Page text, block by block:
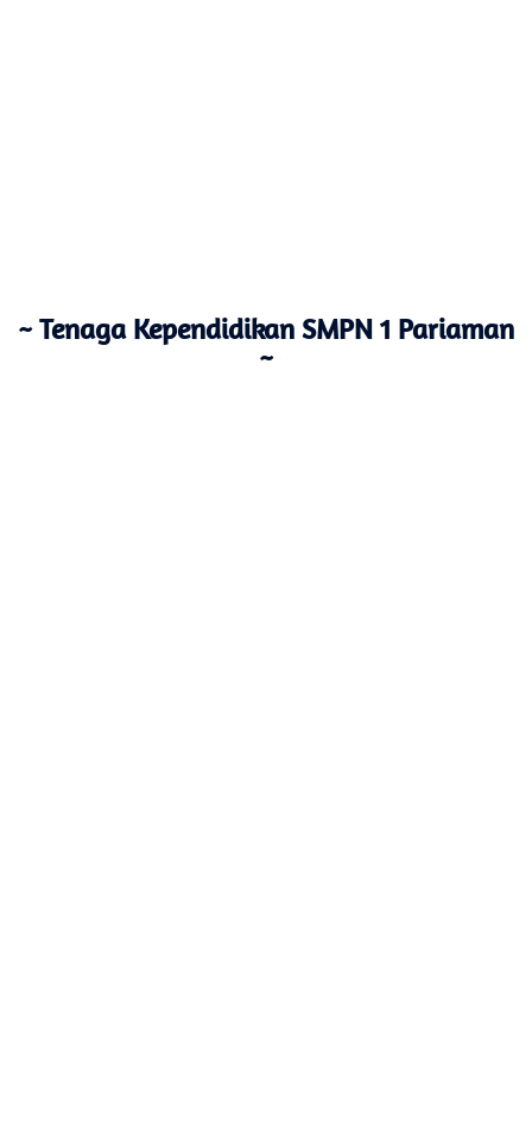
~ Tenaga Kependidikan SMPN 1 Pariaman
~